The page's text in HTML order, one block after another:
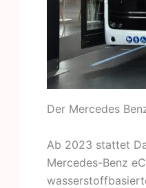
Der Mercedes
Ab 2023 stattet
Mercedes-Benz